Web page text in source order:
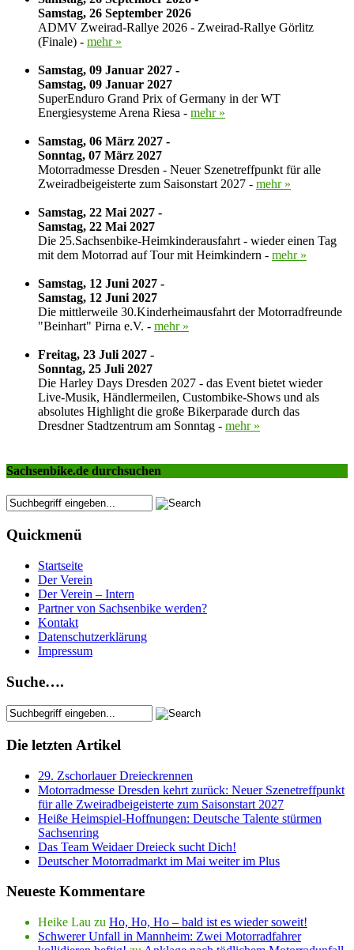
Samstag, 26 September 2026
ADMV Zweirad-Rallye 2026 - Zweirad-Rallye Görlitz
(Finale) - mehr »
Samstag, 09 Januar 2027 -
Samstag, 09 Januar 2027
SuperEnduro Grand Prix of Germany in der WT
Energiesysteme Arena Riesa - mehr »
Samstag, 06 März 2027 -
Sonntag, 07 März 2027
Motorradmesse Dresden - Neuer Szenetreffpunkt für alle
Zweiradbeigeisterte zum Saisonstart 2027 - mehr »
Samstag, 22 Mai 2027 -
Samstag, 22 Mai 2027
Die 25.Sachsenbike-Heimkinderausfahrt - wieder einen Tag
mit dem Motorrad auf Tour mit Heimkindern - mehr »
Samstag, 12 Juni 2027 -
Samstag, 12 Juni 2027
Die mittlerweile 30.Kinderheimausfahrt der Motorradfreunde
"Beinhart" Pirna e.V. - mehr »
Freitag, 23 Juli 2027 -
Sonntag, 25 Juli 2027
Die Harley Days Dresden 2027 - das Event bietet wieder
Live-Musik, Händlermeilen, Custombike-Shows und als
absolutes Highlight die große Bikerparade durch das
Dresdner Stadtzentrum am Sonntag - mehr »
Sachsenbike.de durchsuchen
Quickmenü
Startseite
Der Verein
Der Verein – Intern
Partner von Sachsenbike werden?
Kontakt
Datenschutzerklärung
Impressum
Suche….
Die letzten Artikel
29. Zschorlauer Dreieckrennen
Motorradmesse Dresden kehrt zurück: Neuer Szenetreffpunkt
für alle Zweiradbeigeisterte zum Saisonstart 2027
Heiße Heimspiel-Hoffnungen: Deutsche Talente stürmen
Sachsenring
Das Team Weidaer Dreieck sucht Dich!
Deutscher Motorradmarkt im Mai weiter im Plus
Neueste Kommentare
Heike Lau zu Ho, Ho, Ho – bald ist es wieder soweit!
Schwerer Unfall in Mannheim: Zwei Motorradfahrer